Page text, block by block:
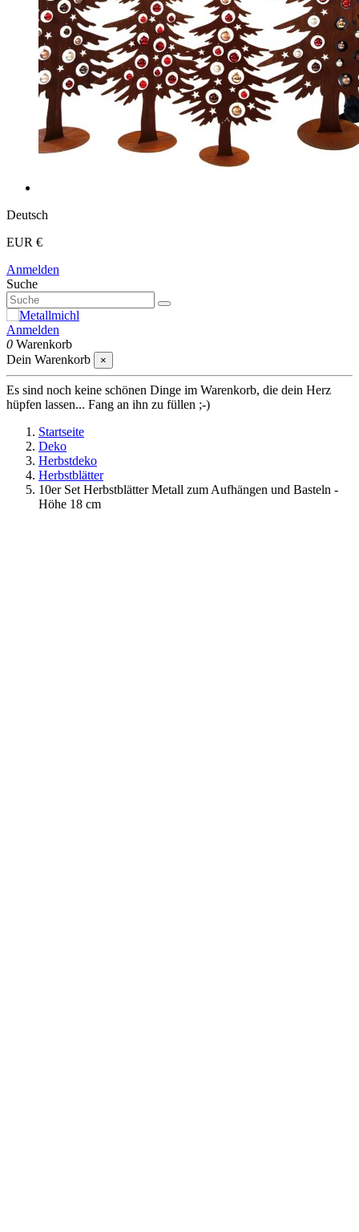
Deutsch
EUR €
Anmelden
Suche
Anmelden
0 Warenkorb
Dein Warenkorb
×
Es sind noch keine schönen Dinge im Warenkorb, die dein Herz
hüpfen lassen... Fang an ihn zu füllen ;-)
Startseite
Deko
Herbstdeko
Herbstblätter
10er Set Herbstblätter Metall zum Aufhängen und Basteln -
Höhe 18 cm